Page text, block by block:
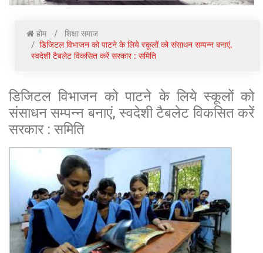
होम
शिक्षा समाज
डिजिटल विभाजन को पाटने के लिये स्कूलों को संसाधन सम्पन्न बनाएं,
स्वदेशी टैबलेट विकसित करें सरकार : समिति
डिजिटल विभाजन को पाटने के लिये स्कूलों को
संसाधन सम्पन्न बनाएं, स्वदेशी टैबलेट विकसित करें
सरकार : समिति